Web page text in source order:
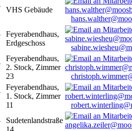
VHS Gebäude
Feyerabendhaus,
Erdgeschoss
Feyerabendhaus,
2. Stock, Zimmer
23
Feyerabendhaus,
1. Stock, Zimmer
11
Sudetenlandstraße
14